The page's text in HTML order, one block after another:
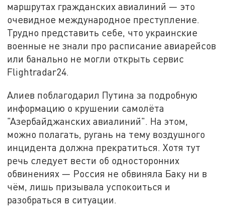
маршрутах гражданских авиалиний — это
очевидное международное преступление.
Трудно представить себе, что украинские
военные не знали про расписание авиарейсов
или банально не могли открыть сервис
Flightradar24.
Алиев поблагодарил Путина за подробную
информацию о крушении самолёта
"Азербайджанских авиалиний". На этом,
можно полагать, ругань на тему воздушного
инцидента должна прекратиться. Хотя тут
речь следует вести об односторонних
обвинениях — Россия не обвиняла Баку ни в
чём, лишь призывала успокоиться и
разобраться в ситуации.